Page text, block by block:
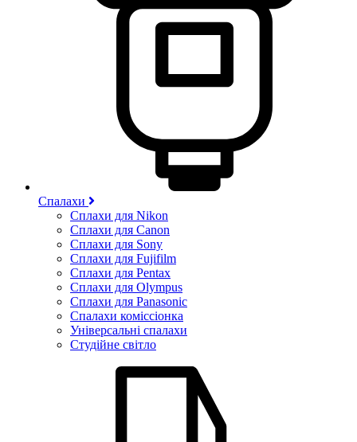
Спалахи
Сплахи для Nikon
Сплахи для Canon
Сплахи для Sony
Сплахи для Fujifilm
Сплахи для Pentax
Сплахи для Olympus
Сплахи для Panasonic
Спалахи коміссіонка
Універсальні спалахи
Студійне світло